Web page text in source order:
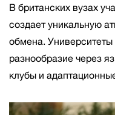
В британских вузах
создает уникальную
обмена.
разнообразие через
клубы и